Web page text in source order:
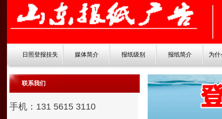
日照登报挂失 媒体简介 报纸级别 报纸简介 为
联系我们
手机：131 5615 3110